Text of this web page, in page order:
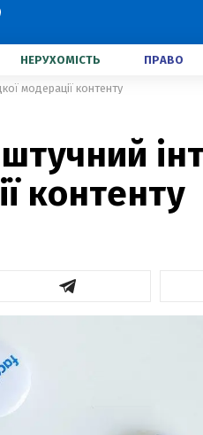
НЕРУХОМІСТЬ ПРАВО
модерації контенту
контенту